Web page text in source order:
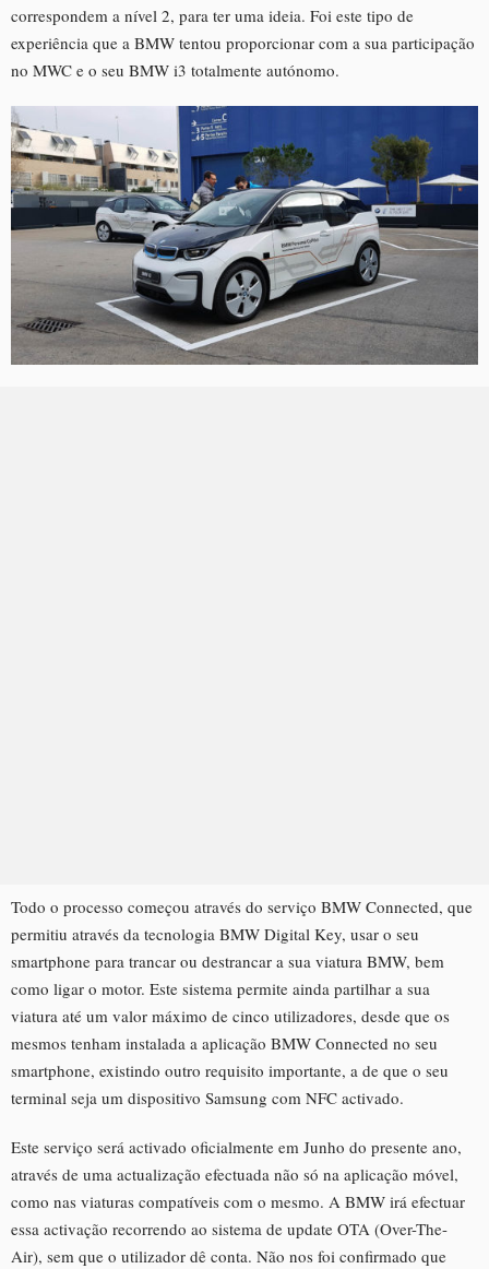
correspondem a nível 2, para ter uma ideia. Foi este tipo de
experiência que a BMW tentou proporcionar com a sua participação
no MWC e o seu BMW i3 totalmente autónomo.
Todo o processo começou através do serviço BMW Connected, que
permitiu através da tecnologia BMW Digital Key, usar o seu
smartphone para trancar ou destrancar a sua viatura BMW, bem
como ligar o motor. Este sistema permite ainda partilhar a sua
viatura até um valor máximo de cinco utilizadores, desde que os
mesmos tenham instalada a aplicação BMW Connected no seu
smartphone, existindo outro requisito importante, a de que o seu
terminal seja um dispositivo Samsung com NFC activado.
Este serviço será activado oficialmente em Junho do presente ano,
através de uma actualização efectuada não só na aplicação móvel,
como nas viaturas compatíveis com o mesmo. A BMW irá efectuar
essa activação recorrendo ao sistema de update OTA (Over-The-
Air), sem que o utilizador dê conta. Não nos foi confirmado que